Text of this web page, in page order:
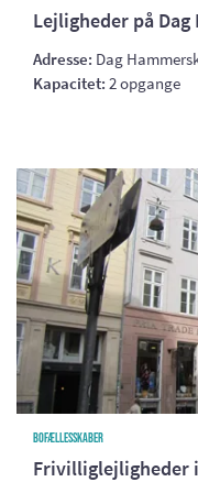
Lejligheder på
Adresse: Dag
Kapacitet: 2 opgange
Bofællesskaber
Frivilliglejligheder